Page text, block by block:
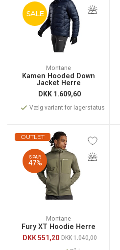
SALE
Montane
Kamen Hooded Down
Jacket Herre
DKK 1.609,60
Vælg variant for lagerstatus
OUTLET
SPAR
47%
Montane
Fury XT Hoodie Herre
DKK551,20 DKK 1.040,00